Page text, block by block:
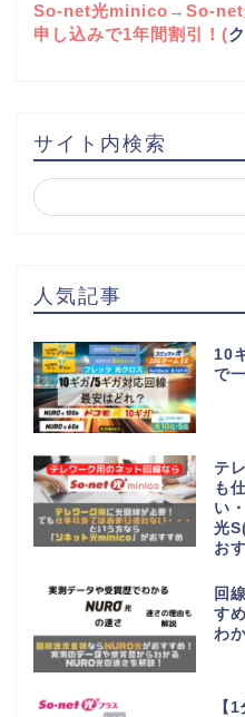
So-net光minico→So-net
申し込みで1年間割引！(
サイト内検索
人気記事
10
で
テ
も
い
光
お
回
す
わ
【